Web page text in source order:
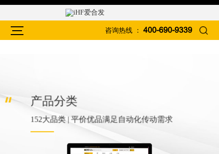
咨询热线 ： 400-690-9339
产品分类
152大品类 | 平价优品满足自动化传动需求